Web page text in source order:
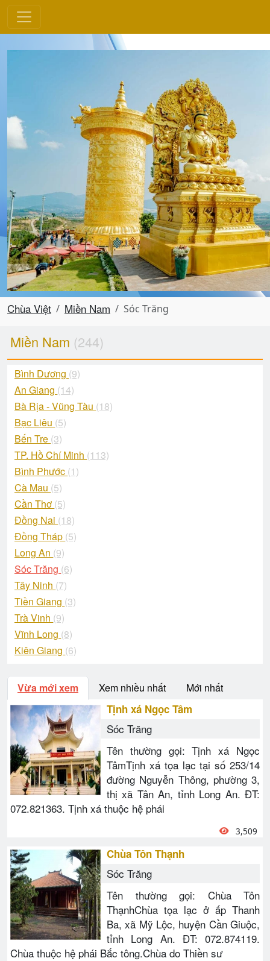
Chùa Việt Miền Nam Sóc Trăng
Miền Nam (244)
Bình Dương (9)
An Giang (14)
Bà Rịa - Vũng Tàu (18)
Bạc Liêu (5)
Bến Tre (3)
TP. Hồ Chí Minh (113)
Bình Phước (1)
Cà Mau (5)
Cần Thơ (5)
Đồng Nai (18)
Đồng Tháp (5)
Long An (9)
Sóc Trăng (6)
Tây Ninh (7)
Tiền Giang (3)
Trà Vinh (9)
Vĩnh Long (8)
Kiên Giang (6)
Vừa mới xem Xem nhiều nhất Mới nhất
Tịnh xá Ngọc Tâm
Sóc Trăng
Tên thường gọi: Tịnh xá Ngọc
TâmTịnh xá tọa lạc tại số 253/14
đường Nguyễn Thông, phường 3,
thị xã Tân An, tỉnh Long An. ĐT:
072.821363. Tịnh xá thuộc hệ phái
3,509
Chùa Tôn Thạnh
Sóc Trăng
Tên thường gọi: Chùa Tôn
ThạnhChùa tọa lạc ở ấp Thanh
Ba, xã Mỹ Lộc, huyện Cần Giuộc,
tỉnh Long An. ĐT: 072.874119.
Chùa thuộc hệ phái Bắc tông.Chùa do Thiền sư